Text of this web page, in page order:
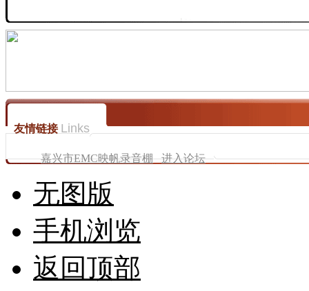
友情链接 Links
嘉兴市EMC映帆录音棚 进入论坛
无图版
手机浏览
返回顶部